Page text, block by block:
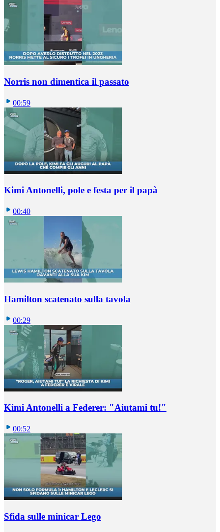
Norris non dimentica il passato
00:59
Kimi Antonelli, pole e festa per il papà
00:40
Hamilton scatenato sulla tavola
00:29
Kimi Antonelli a Federer: "Aiutami tu!"
00:52
Sfida sulle minicar Lego